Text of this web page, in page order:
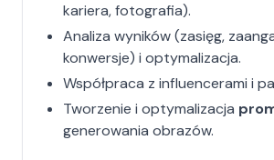
kariera, fotografia).
Analiza wyników (zasięg,
konwersje) i optymalizacja.
Współpraca z influencerami i
Tworzenie i optymalizacja
generowania obrazów.